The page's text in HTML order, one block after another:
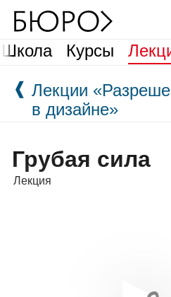
Школа Курсы
❰ Лекции
в дизайне»
Грубая сила
Лекция